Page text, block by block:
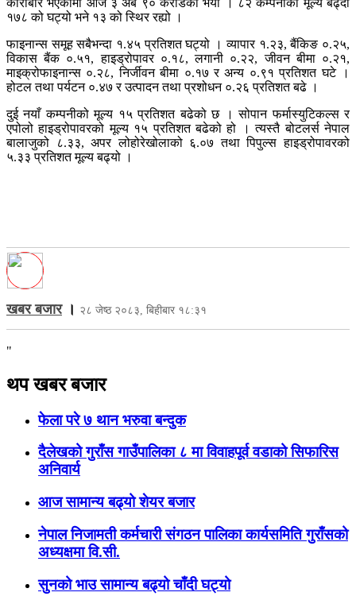
१७८ को घट्यो भने १३ को स्थिर रह्यो ।
फाइनान्स समूह सबैभन्दा १.४५ प्रतिशत घट्यो । व्यापार १.२३, बैंकिङ ०.२५,
विकास बैंक ०.५१, हाइड्रोपावर ०.१८, लगानी ०.२२, जीवन बीमा ०.२१,
माइक्रोफाइनान्स ०.२८, निर्जीवन बीमा ०.१७ र अन्य ०.९१ प्रतिशत घटे ।
होटल तथा पर्यटन ०.४७ र उत्पादन तथा प्रशोधन ०.२६ प्रतिशत बढे ।
दुई नयाँ कम्पनीको मूल्य १५ प्रतिशत बढेको छ । सोपान फर्मास्युटिकल्स र
एपोलो हाइड्रोपावरको मूल्य १५ प्रतिशत बढेको हो । त्यस्तै बोटलर्स नेपाल
बालाजुको ८.३३, अपर लोहोरेखोलाको ६.०७ तथा पिपुल्स हाइड्रोपावरको
५.३३ प्रतिशत मूल्य बढ्यो ।
खबर बजार। २८ जेष्ठ २०८३, बिहीबार १८:३१
"
थप खबर बजार
फेला परे ७ थान भरुवा बन्दुक
दैलेखको गुराँस गाउँपालिका ८ मा विवाहपूर्व वडाको सिफारिस
अनिवार्य
आज सामान्य बढ्यो शेयर बजार
नेपाल निजामती कर्मचारी संगठन पालिका कार्यसमिति गुराँसको
अध्यक्षमा वि.सी.
सुनको भाउ सामान्य बढ्यो चाँदी घट्यो